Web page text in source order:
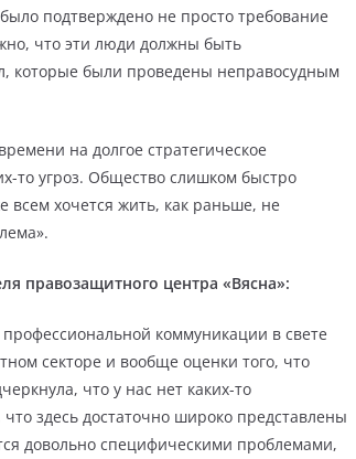
подтверждено не просто требование
что эти люди должны быть
которые были проведены неправосудным
на долгое стратегическое
то угроз. Общество слишком быстро
всем хочется жить, как раньше, не
правозащитного центра «Вясна»:
коммуникации в свете
секторе и вообще оценки того, что
что у нас нет каких-то
здесь достаточно широко представлены
довольно специфическими проблемами,